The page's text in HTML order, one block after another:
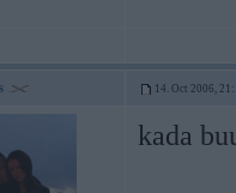
14. Oct 2006,
kada